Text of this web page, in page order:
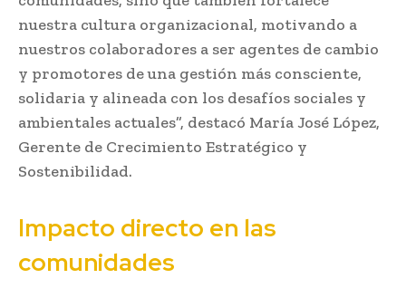
nuestra cultura organizacional, motivando a
nuestros colaboradores a ser agentes de cambio
y promotores de una gestión más consciente,
solidaria y alineada con los desafíos sociales y
ambientales actuales”, destacó María José López,
Gerente de Crecimiento Estratégico y
Sostenibilidad.
Impacto directo en las
comunidades